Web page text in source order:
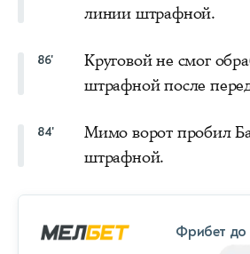
линии штрафной.
86'
Круговой не смог
штрафной после
84'
Мимо ворот пробил
штрафной.
Фрибет до